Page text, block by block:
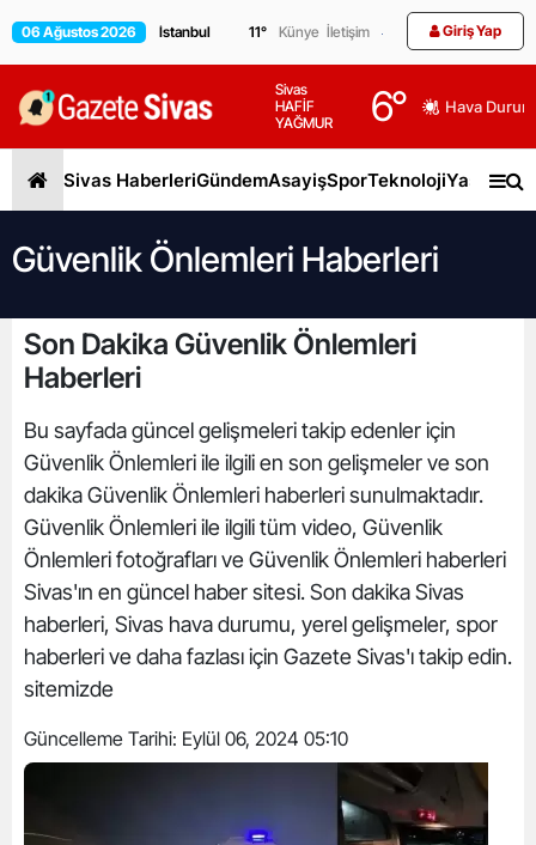
06 Ağustos 2026 11° Künye İletişim Giriş Yap
Sivas
HAFİF
YAĞMUR
6° Hava
Sivas HaberleriGündemAsayişSporTeknolojiYaşam
Güvenlik Önlemleri Haberleri
Son Dakika Güvenlik Önlemleri
Haberleri
Bu sayfada güncel gelişmeleri takip edenler için
Güvenlik Önlemleri ile ilgili en son gelişmeler ve son
dakika Güvenlik Önlemleri haberleri sunulmaktadır.
Güvenlik Önlemleri ile ilgili tüm video, Güvenlik
Önlemleri fotoğrafları ve Güvenlik Önlemleri haberleri
Sivas'ın en güncel haber sitesi. Son dakika Sivas
haberleri, Sivas hava durumu, yerel gelişmeler, spor
haberleri ve daha fazlası için Gazete Sivas'ı takip edin.
sitemizde
Güncelleme Tarihi: Eylül 06, 2024 05:10